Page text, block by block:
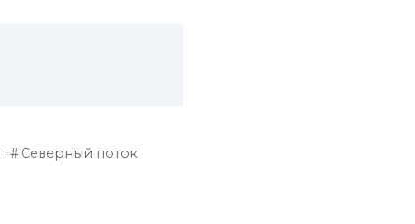
Северный поток